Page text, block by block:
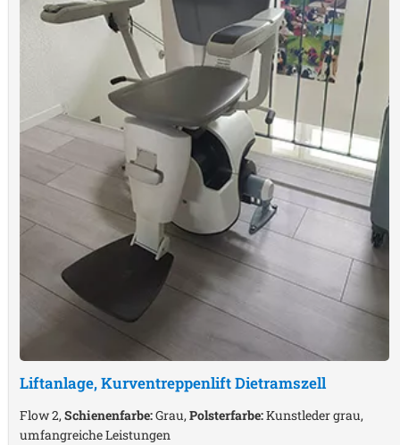
Liftanlage, KurventreppenliftDietramszell
Flow 2,Schienenfarbe:Grau,Polsterfarbe:Kunstleder grau,
umfangreiche Leistungen